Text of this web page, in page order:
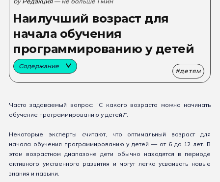
Наилучший возраст для
начала обучения
программированию у детей
Содержание
детям
Часто задаваемый вопрос: “С какого возраста можно начинать
обучение программированию у детей?”.
Некоторые эксперты считают, что оптимальный возраст для
начала обучения программированию у детей — от 6 до 12 лет. В
этом возрастном диапазоне дети обычно находятся в периоде
активного умственного развития и могут легко усваивать новые
знания и навыки.